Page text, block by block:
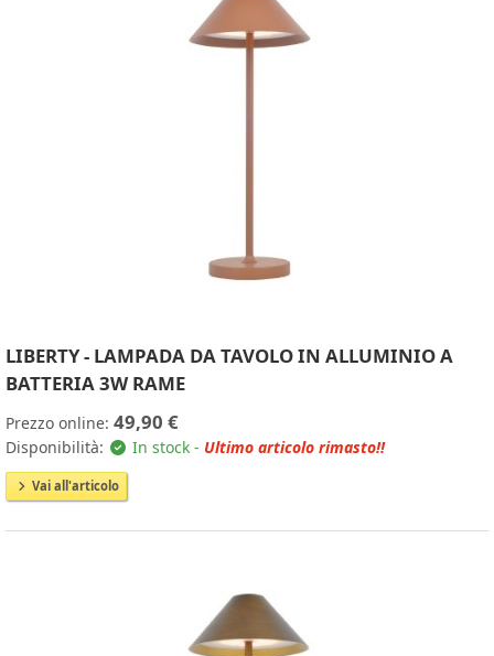
LIBERTY - LAMPADA DA TAVOLO IN ALLUMINIO A
BATTERIA 3W RAME
Prezzo online: 49,90 €
Disponibilità: In stock - Ultimo articolo rimasto!!
Vai all'articolo